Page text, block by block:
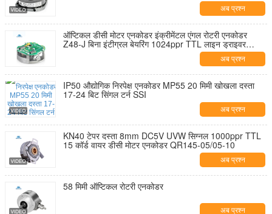
अब प्रश्न
ऑप्टिकल डीसी मोटर एनकोडर इंक्रीमेंटल एंगल रोटरी एनकोडर
Z48-J बिना इंटीग्रल बेयरिंग 1024ppr TTL लाइन ड्राइवर
अब प्रश्न
IP50 औद्योगिक निरपेक्ष एनकोडर MP55 20 मिमी खोखला दस्ता
17-24 बिट सिंगल टर्न SSI
अब प्रश्न
KN40 टेपर दस्ता 8mm DC5V UVW सिग्नल 1000ppr TTL
15 कॉर्ड वायर डीसी मोटर एनकोडर QR145-05/05-10
अब प्रश्न
58 मिमी ऑप्टिकल रोटरी एनकोडर
अब प्रश्न